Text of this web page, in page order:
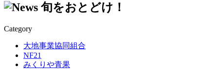
旬をおとどけ！
Category
大地事業協同組合
NF21
みくりや青果